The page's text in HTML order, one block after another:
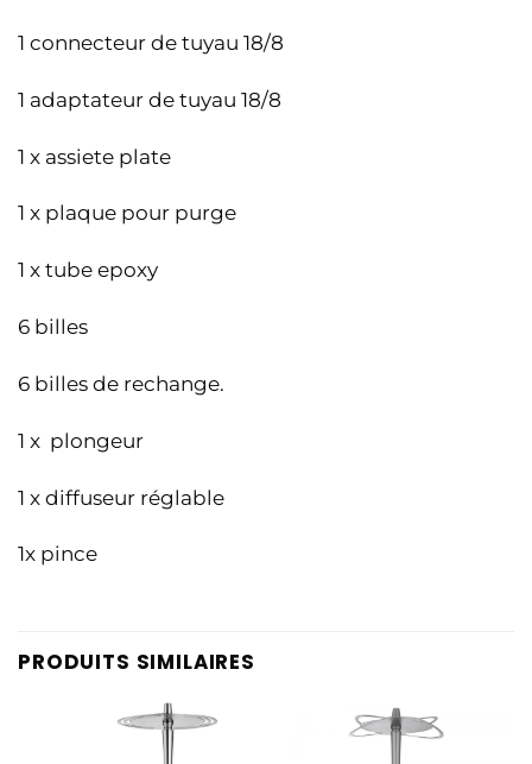
1 connecteur de tuyau 18/8
1 adaptateur de tuyau 18/8
1 x assiete plate
1 x plaque pour purge
1 x tube epoxy
6 billes
6 billes de rechange.
1 x plongeur
1 x diffuseur réglable
1x pince
PRODUITS SIMILAIRES